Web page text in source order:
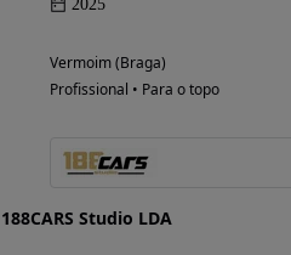
2025
Vermoim (Braga)
Profissional • Para o topo
188CARS Studio LDA